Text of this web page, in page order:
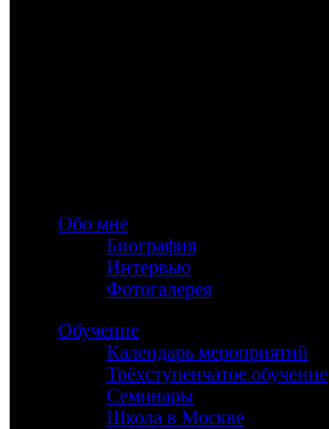
Обо мне
Биография
Интервью
Фотогалерея
Обучение
Календарь мероприятий
Трёхступенчатое обучение
Семинары
Школа в Москве